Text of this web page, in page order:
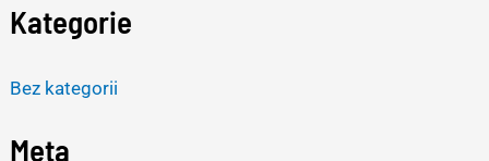
Kategorie
Bez kategorii
Meta